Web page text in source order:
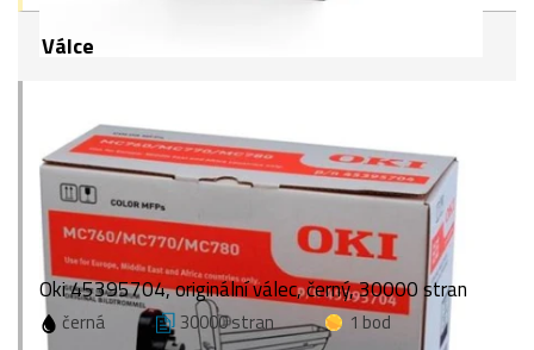
Válce
Oki 45395704, originální válec, černý, 30000 stran
černá 30000 stran
1 bod